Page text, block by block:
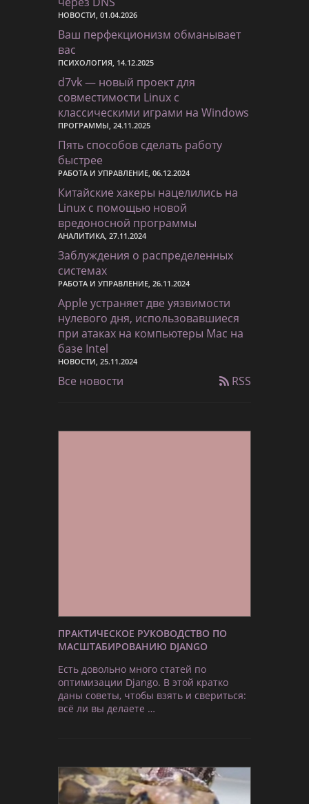
НОВОСТИ, 01.04.2026
Ваш перфекционизм обманывает
вас
ПСИХОЛОГИЯ, 14.12.2025
d7vk — новый проект для
совместимости Linux с
классическими играми на Windows
ПРОГРАММЫ, 24.11.2025
Пять способов сделать работу
быстрее
РАБОТА И УПРАВЛЕНИЕ, 06.12.2024
Китайские хакеры нацелились на
Linux с помощью новой
вредоносной программы
АНАЛИТИКА, 27.11.2024
Заблуждения о распределенных
системах
РАБОТА И УПРАВЛЕНИЕ, 26.11.2024
Apple устраняет две уязвимости
нулевого дня, использовавшиеся
при атаках на компьютеры Mac на
базе Intel
НОВОСТИ, 25.11.2024
Все новости RSS
ПРАКТИЧЕСКОЕ РУКОВОДСТВО ПО
МАСШТАБИРОВАНИЮ DJANGO
Есть довольно много статей по
оптимизации Django. В этой кратко
даны советы, чтобы взять и свериться:
всё ли вы делаете …